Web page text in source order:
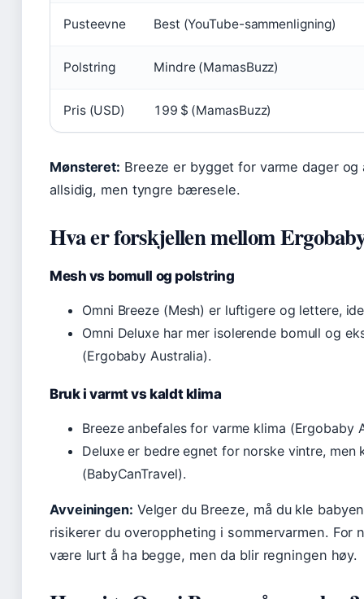
Pusteevne Best (YouTube-sammenligning)
Polstring Mindre (MamasBuzz)
Pris (USD) 199 $ (MamasBuzz)
Mønsteret: Breeze er bygget for varme dager
allsidig, men tyngre bæresele.
Hva er forskjellen mellom
Mesh vs bomull og polstring
Omni Breeze (Mesh) er luftigere og lettere,
Omni Deluxe har mer isolerende bomull og
(Ergobaby Australia).
Bruk i varmt vs kaldt klima
Breeze anbefales for varme klima (Ergobaby
Deluxe er bedre egnet for norske vintre, men
(BabyCanTravel).
Avveiningen: Velger du Breeze, må du kle
risikerer du overoppheting i sommervarmen.
være lurt å ha begge, men da blir regningen høy.